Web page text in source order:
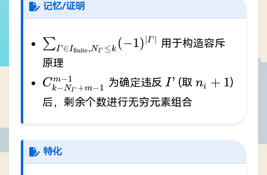
记忆/证明
\sum_{I’\in
I_{\mathrm{finite}},N_{I’}\leq
k} (-1)^{\left|I’\right|}
∑I’∈Ifinite,NI ’ ≤k (−1) I ’
用于构造容斥
原理
C_{k-
N_{I’}+m-
1}^{m-1}
Ck−NI ’ +m−1
m−1 为确定违反 I’
I’ (取n_{i}+1
ni + 1)
后，剩余个数进行无穷元素组合
特化